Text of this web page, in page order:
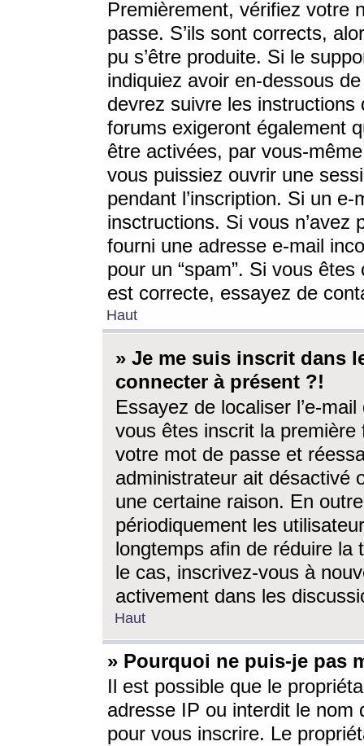
Premièrement, vérifiez votre
passe. S’ils sont corrects,
pu s’être produite. Si le
indiquiez avoir en-dessous
devrez suivre les
forums exigeront également
être activées, par vous-
vous puissiez ouvrir une
pendant l’inscription. Si un
insctructions. Si vous n’avez
fourni une adresse e-mail
pour un “spam”. Si vous
est correcte, essayez de
Haut
» Je me suis inscrit dans
connecter à présent ?!
Essayez de localiser l’e-
vous êtes inscrit la première
votre mot de passe et
administrateur ait désactivé
une certaine raison. En
périodiquement les
longtemps afin de réduire la
le cas, inscrivez-vous à
activement dans les
Haut
» Pourquoi ne puis-je pas
Il est possible que le
adresse IP ou interdit le nom
pour vous inscrire. Le